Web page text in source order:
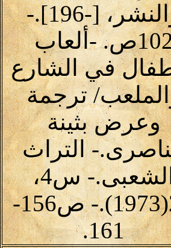
والنشر، [-196].-
102ص. -ألعاب
في الشارع
ترجمة
وعرض بثينة
التراث
الشعبى.- س4،
ع2(1973).- ص156-
161.